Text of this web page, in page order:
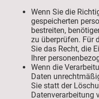
Wenn Sie die
gespeicherten
bestreiten,
zu überprüfen. Für
Sie das Recht, die
Ihrer
Wenn die
Daten
Sie statt der
Datenverarbeitung